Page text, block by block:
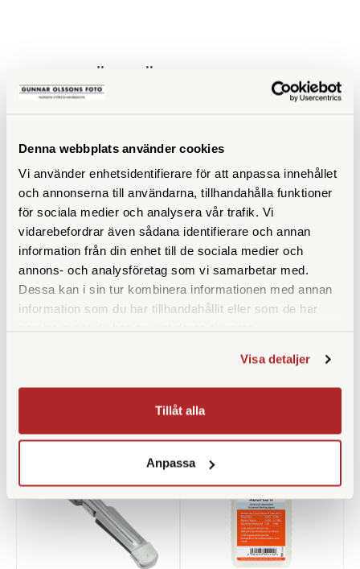
Denna webbplats använder cookies
Vi använder enhetsidentifierare för att anpassa innehållet
och annonserna till användarna, tillhandahålla funktioner
för sociala medier och analysera vår trafik. Vi
vidarebefordrar även sådana identifierare och annan
information från din enhet till de sociala medier och
annons- och analysföretag som vi samarbetar med.
Dessa kan i sin tur kombinera informationen med annan
information som du har tillhandahållit eller som de har
Visa detaljer
Tillåt alla
Anpassa
ANDRA KÖPTE ÄVEN
Adox
Adox ADOFIX Plus Fixer 100
ml Concentrate
Adox
Adox ADONAL 100 ml
Developer Concentrate